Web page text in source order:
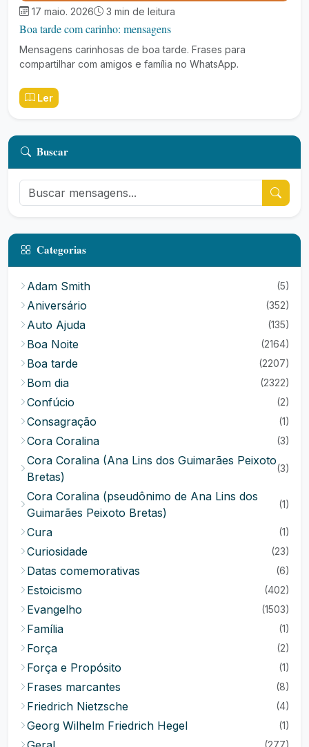
17 maio. 2026 3 min de leitura
Boa tarde com carinho: mensagens
Mensagens carinhosas de boa tarde. Frases para
compartilhar com amigos e família no WhatsApp.
Ler
Buscar
Categorias
Adam Smith (5)
Aniversário (352)
Auto Ajuda (135)
Boa Noite (2164)
Boa tarde (2207)
Bom dia (2322)
Confúcio (2)
Consagração (1)
Cora Coralina (3)
Cora Coralina (Ana Lins dos Guimarães Peixoto
Bretas)
(3)
Cora Coralina (pseudônimo de Ana Lins dos
Guimarães Peixoto Bretas)
(1)
Cura (1)
Curiosidade (23)
Datas comemorativas (6)
Estoicismo (402)
Evangelho (1503)
Família (1)
Força (2)
Força e Propósito (1)
Frases marcantes (8)
Friedrich Nietzsche (4)
Georg Wilhelm Friedrich Hegel (1)